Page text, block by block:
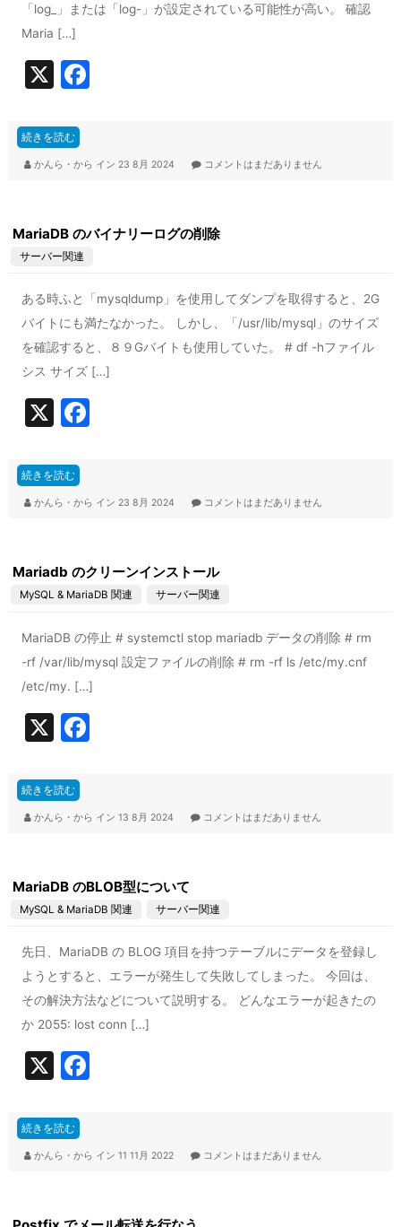
「log_」または「log-」が設定されている可能性が高い。 確認
Maria […]
X F
e
o
続きを読む
かんら・から イン 23 8月 2024 コメントはまだありません
MariaDB のバイナリーログの削除
サーバー関連
ある時ふと「mysqldump」を使用してダンプを取得すると、2G
バイトにも満たなかった。 しかし、「/usr/lib/mysql」のサイズ
を確認すると、８９Gバイトも使用していた。 # df -hファイル
シス サイズ […]
X F
e
o
続きを読む
かんら・から イン 23 8月 2024 コメントはまだありません
Mariadb のクリーンインストール
MySQL & MariaDB 関連 サーバー関連
MariaDB の停止 # systemctl stop mariadb データの削除 # rm
-rf /var/lib/mysql 設定ファイルの削除 # rm -rf ls /etc/my.cnf
/etc/my. […]
X F
e
o
続きを読む
かんら・から イン 13 8月 2024 コメントはまだありません
MariaDB のBLOB型について
MySQL & MariaDB 関連 サーバー関連
先日、MariaDB の BLOG 項目を持つテーブルにデータを登録し
ようとすると、エラーが発生して失敗してしまった。 今回は、
その解決方法などについて説明する。 どんなエラーが起きたの
か 2055: lost conn […]
X F
e
続きを読む
かんら・から イン 11 11月 2022 コメントはまだありません